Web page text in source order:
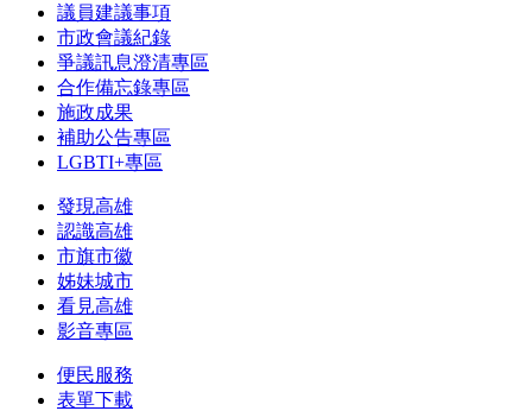
議員建議事項
市政會議紀錄
爭議訊息澄清專區
合作備忘錄專區
施政成果
補助公告專區
LGBTI+專區
發現高雄
認識高雄
市旗市徽
姊妹城市
看見高雄
影音專區
便民服務
表單下載